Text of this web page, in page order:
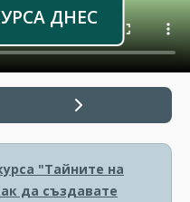
ДНЕС
"Тайните на
да създавате